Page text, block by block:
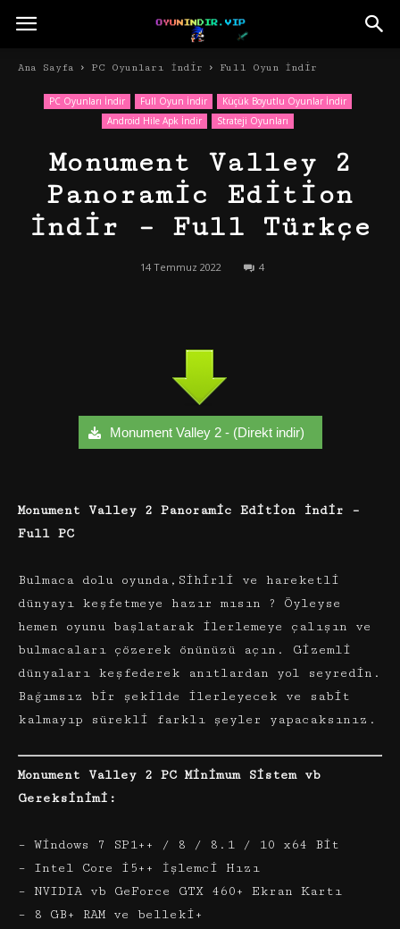
Ana Sayfa PC Oyunları İndir Full Oyun İndir
PC Oyunları İndir Full Oyun İndir
Küçük Boyutlu Oyunlar İndir
Android Hile Apk İndir
Strateji Oyunları
Monument Valley 2
Panoramic Edition
İndir – Full Türkçe
14 Temmuz 2022 4
Monument Valley 2 - (Direkt indir)
Monument Valley 2 Panoramic Edition İndir –
Full PC
Bulmaca dolu oyunda,Sihirli ve hareketli
dünyayı keşfetmeye hazır mısın ? Öyleyse
hemen oyunu başlatarak ilerlemeye çalışın ve
bulmacaları çözerek önünüzü açın. Gizemli
dünyaları keşfederek anıtlardan yol seyredin.
Bağımsız bir şekilde ilerleyecek ve sabit
kalmayıp sürekli farklı şeyler yapacaksınız.
Monument Valley 2 PC Minimum Sistem vb
Gereksinimi:
– Windows 7 SP1++ / 8 / 8.1 / 10 x64 Bit
– Intel Core i5++ İşlemci Hızı
– NVIDIA vb GeForce GTX 460+ Ekran Kartı
– 8 GB+ RAM ve belleki+